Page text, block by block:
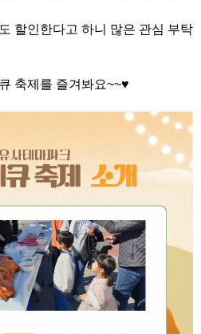
할인한다고 하니 많은 관심 부탁
축제를 즐겨봐요~~♥